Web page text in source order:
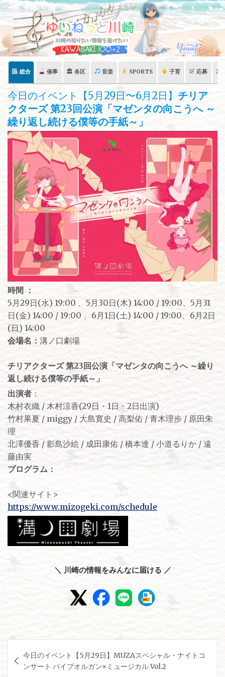
Skip
content
総合 催事 🏛 各区 音楽 SPORTS 子育 応募 🏛
今日のイベント【5月29日〜6月2日】 チリア
クターズ 第23回公演「マゼンタの向こうへ ～
繰り返し続ける僕等の手紙～」
時間 ：
5月29日(水) 19:00 、5月30日(木) 14:00 / 19:00、5月31
日(金) 14:00 / 19:00 、6月1日(土) 14:00 / 19:00、6月2日
(日) 14:00
会場名： 溝ノ口劇場
チリアクターズ 第23回公演「マゼンタの向こうへ ～繰り
返し続ける僕等の手紙～」
出演者 ：
木村衣織 / 木村涼香(29日・1日・2日出演)
竹村果夏 / miggy / 大島寛史 / 高梨佑 / 青木理步 / 原田朱
理
北澤優香 / 影島沙絵 / 成田康佑 / 橋本達 / 小道るりか / 遠
藤由実
プログラム：
<関連サイト>
https://www.mizogeki.com/schedule
＼ 川崎の情報をみんなに届ける ／
稿 今日のイベント【5月29日】MUZAスペシャル・ナイトコ
ンサート パイプオルガン×ミュージカル Vol.2